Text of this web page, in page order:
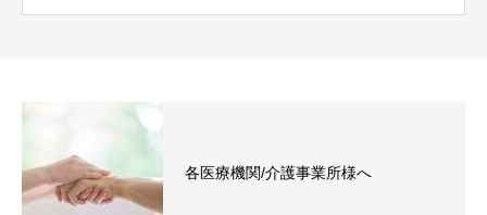
各医療機関/介護事業所様へ